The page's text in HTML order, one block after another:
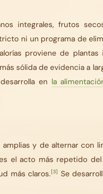
integrales, frutos
ni un programa de
proviene de plantas
sólida de evidencia a
en la
y de alternar con
el acto más repetido
más claros.[3] Se